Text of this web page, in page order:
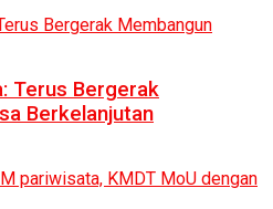
Terus Bergerak
Berkelanjutan